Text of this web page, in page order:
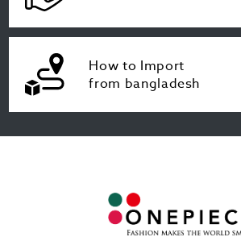
How to Import
from bangladesh